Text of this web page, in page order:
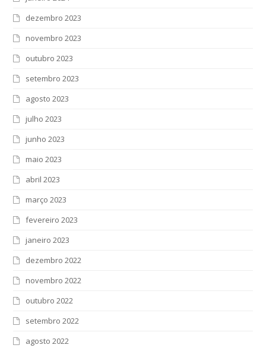
dezembro 2023
novembro 2023
outubro 2023
setembro 2023
agosto 2023
julho 2023
junho 2023
maio 2023
abril 2023
março 2023
fevereiro 2023
janeiro 2023
dezembro 2022
novembro 2022
outubro 2022
setembro 2022
agosto 2022